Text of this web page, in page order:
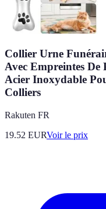
Collier Urne
Avec Empreintes
Acier Inoxydable
Colliers
Rakuten FR
19.52 EURVoir le prix